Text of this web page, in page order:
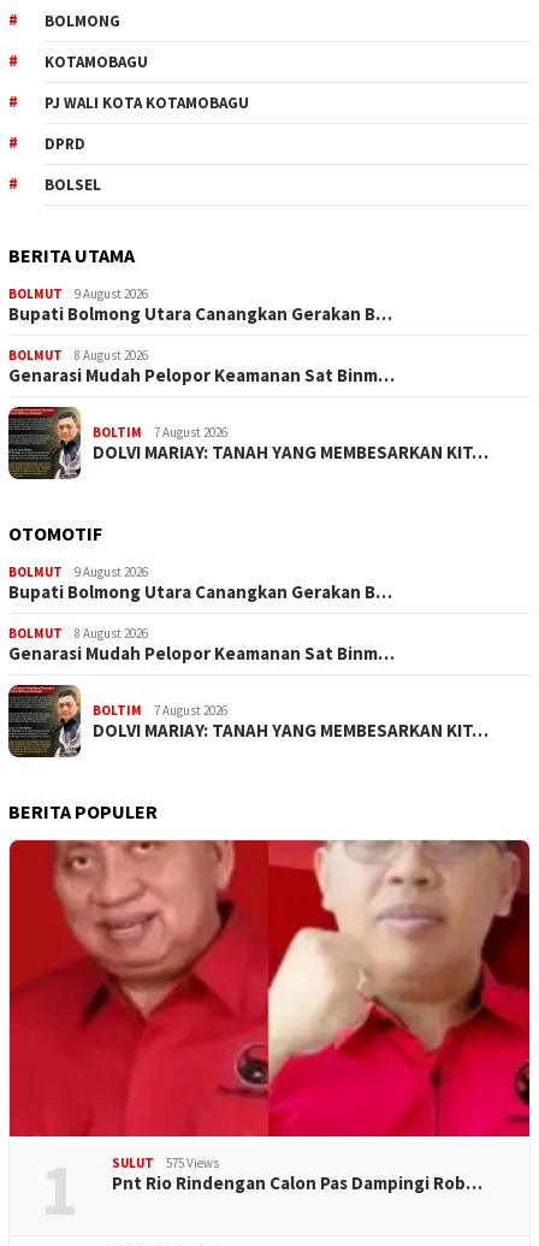
BOLMONG
KOTAMOBAGU
PJ WALI KOTA KOTAMOBAGU
DPRD
BOLSEL
BERITA UTAMA
BOLMUT 9 August 2026
Bupati Bolmong Utara Canangkan Gerakan B…
BOLMUT 8 August 2026
Genarasi Mudah Pelopor Keamanan Sat Binm…
BOLTIM 7 August 2026
DOLVI MARIAY: TANAH YANG MEMBESARKAN KIT…
OTOMOTIF
BOLMUT 9 August 2026
Bupati Bolmong Utara Canangkan Gerakan B…
BOLMUT 8 August 2026
Genarasi Mudah Pelopor Keamanan Sat Binm…
BOLTIM 7 August 2026
DOLVI MARIAY: TANAH YANG MEMBESARKAN KIT…
BERITA POPULER
1 SULUT 575 Views
Pnt Rio Rindengan Calon Pas Dampingi Rob…